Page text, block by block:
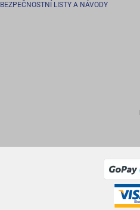
BEZPEČNOSTNÍ LISTY A NÁVODY